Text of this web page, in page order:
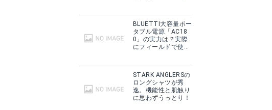
BLUETTI大容量ポー
タブル電源「AC18
0」の実力は？実際
にフィールドで使用
STARK ANGLERSの
ロングシャツが秀
逸。機能性と肌触り
に思わずうっとり！